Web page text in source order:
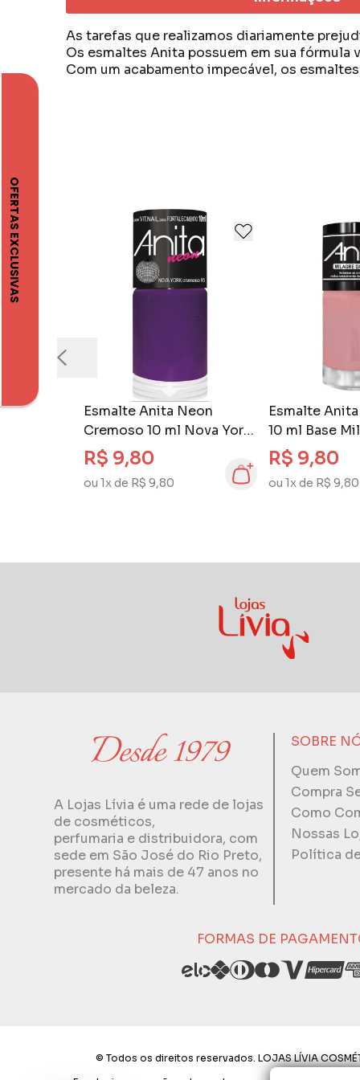
As tarefas que realizamos diariamente
Os esmaltes Anita possuem em sua fórmula
Com um acabamento impecável, os
Esmalte Anita Neon
Cremoso 10 ml Nova York
95
R$ 9,80
ou 1x de R$ 9,80
Esmalte
10 ml Base
Anita
R$ 9,80
ou 1x de R$ 9,80
A Lojas Lívia é uma rede de lojas
de cosméticos,
perfumaria e distribuidora, com
sede em São José do Rio Preto,
presente há mais de 47 anos no
mercado da beleza.
SOBRE
Quem
Compra
Como
Nossas
Política
FORMAS DE
© Todos os direitos reservados. LOJAS LÍVIA